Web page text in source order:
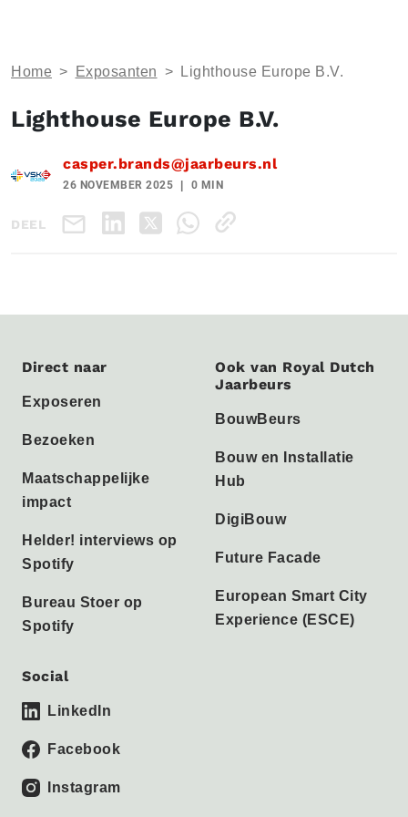
Home > Exposanten > Lighthouse Europe B.V.
Lighthouse Europe B.V.
casper.brands@jaarbeurs.nl
26 NOVEMBER 2025 0 MIN
DEEL
Direct naar
Exposeren
Bezoeken
Maatschappelijke
impact
Helder! interviews op
Spotify
Bureau Stoer op
Spotify
Ook van Royal Dutch
Jaarbeurs
BouwBeurs
Bouw en Installatie
Hub
DigiBouw
Future Facade
European Smart City
Experience (ESCE)
Social
LinkedIn
Facebook
Instagram